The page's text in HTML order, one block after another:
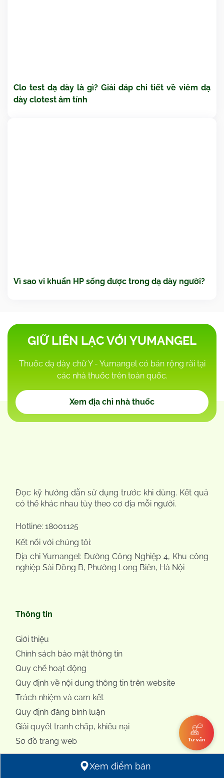
Clo test dạ dày là gì? Giải đáp chi tiết về viêm dạ
dày clotest âm tính
Vì sao vi khuẩn HP sống được trong dạ dày người?
GIỮ LIÊN LẠC VỚI YUMANGEL
Thuốc dạ dày chữ Y - Yumangel có bán rộng rãi tại
các nhà thuốc trên toàn quốc.
Xem địa chỉ nhà thuốc
Đọc kỹ hướng dẫn sử dụng trước khi dùng. Kết quả
có thể khác nhau tùy theo cơ địa mỗi người.
Hotline: 18001125
Kết nối với chúng tôi:
Địa chỉ Yumangel: Đường Công Nghiệp 4, Khu công
nghiệp Sài Đồng B, Phường Long Biên, Hà Nội
Thông tin
Giới thiệu
Chính sách bảo mật thông tin
Quy chế hoạt động
Quy định về nội dung thông tin trên website
Trách nhiệm và cam kết
Quy định đăng bình luận
Giải quyết tranh chấp, khiếu nại
Sơ đồ trang web
Yuhan Coporation
Tư vấn
Xem điểm bán